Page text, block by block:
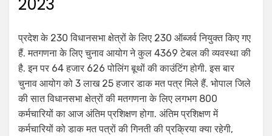
प्रदेश के 230 विधानसभा क्षेत्रों के लिए 230 ऑब्जर्व नियुक्त किए गए
हैं. मतगणना के लिए चुनाव आयोग ने कुल 4369 टेबल की व्यवस्था की
है. इन पर 64 हजार 626 पोलिंग बूथों की काउंटिंग होगी. इस बार
चुनाव आयोग को 3 लाख 25 हजार डाक मत पत्र मिले हैं. भोपाल जिले
की सात विधानसभा क्षेत्रों की मतगणना के लिए लगभग 800
कर्मचारियों का आज अंतिम प्रशिक्षण होगा. अंतिम प्रशिक्षण में
कर्मचारियों को डाक मत पत्रों की गिनती की प्रक्रिया क्या रहेगी,